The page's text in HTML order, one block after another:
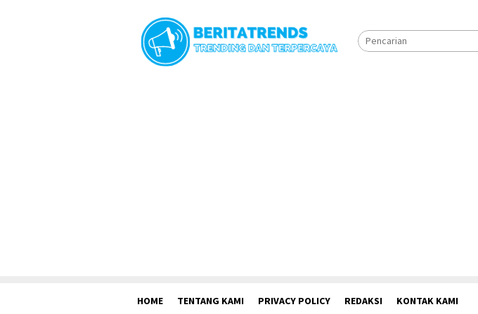
HOME TENTANG KAMI PRIVACY POLICY REDAKSI KONTAK KAMI